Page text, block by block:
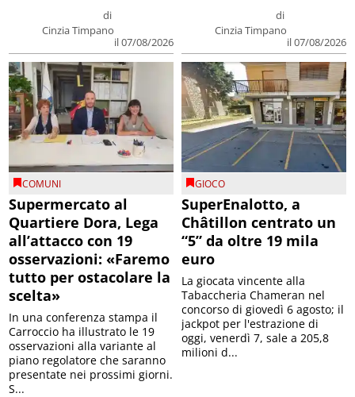
di
Cinzia Timpano
il 07/08/2026
di
Cinzia Timpano
il 07/08/2026
COMUNI
Supermercato al
Quartiere Dora, Lega
all’attacco con 19
osservazioni: «Faremo
tutto per ostacolare la
scelta»
In una conferenza stampa il
Carroccio ha illustrato le 19
osservazioni alla variante al
piano regolatore che saranno
presentate nei prossimi giorni.
S...
GIOCO
SuperEnalotto, a
Châtillon centrato un
“5” da oltre 19 mila
euro
La giocata vincente alla
Tabaccheria Chameran nel
concorso di giovedì 6 agosto; il
jackpot per l'estrazione di
oggi, venerdì 7, sale a 205,8
milioni d...